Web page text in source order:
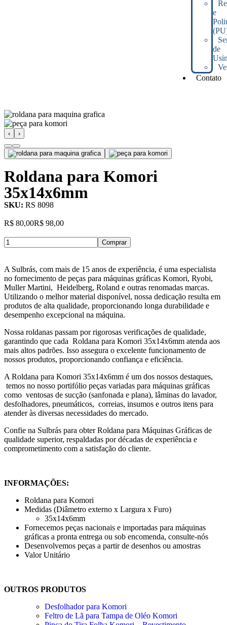
e
de
Contato
‹ ›
Roldana para Komori
35x14x6mm
SKU: RS 8098
R$ 80,00R$ 98,00
Comprar
A Sulbrás, com mais de 15 anos de experiência, é uma especialista
no fornecimento de peças para máquinas gráficas Komori, Ryobi,
Muller Martini, Heidelberg, Roland e outras renomadas marcas.
Utilizando o melhor material disponível, nossa dedicação resulta em
produtos de alta qualidade, proporcionando longa durabilidade e
desempenho excepcional na máquina.
Nossa roldanas passam por rigorosas verificações de qualidade,
garantindo que cada Roldana para Komori 35x14x6mm atenda aos
mais altos padrões. Isso assegura o excelente funcionamento de
nossos produtos, proporcionando confiança e eficiência.
A Roldana para Komori 35x14x6mm é um dos nossos destaques,
temos no nosso portifólio peças variadas para máquinas gráficas
como ventosas de sucção (sanfonada e plana), lâminas do lavador,
desfolhadores, pneumáticos, correias, insumos e outros itens para
atender às diversas necessidades do mercado.
Confie na Sulbrás para obter Roldana para Máquinas Gráficas de
qualidade superior, respaldadas por décadas de experiência e
comprometimento com a satisfação do cliente.
INFORMAÇÕES:
Roldana para Komori
Medidas (Diâmetro externo x Largura x Furo)
35x14x6mm
Fornecemos peças nacionais e importadas para máquinas
gráficas a pronta entrega ou sob encomenda, consulte-nós
Desenvolvemos peças a partir de desenhos ou amostras
Valor Unitário
OUTROS PRODUTOS
Desfolhador para Komori
Feltro de Lã para Tampa de Oléo Komori